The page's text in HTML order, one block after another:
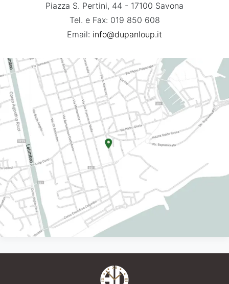
Piazza S. Pertini, 44 - 17100 Savona
Tel. e Fax: 019 850 608
Email: info@dupanloup.it